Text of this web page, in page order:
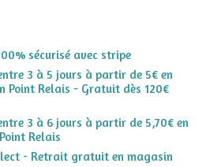
sécurisé avec stripe
3 à 5 jours à partir de 5€ en
Point Relais - Gratuit dès 120€
3 à 6 jours à partir de 5,70€ en
Relais
- Retrait gratuit en magasin